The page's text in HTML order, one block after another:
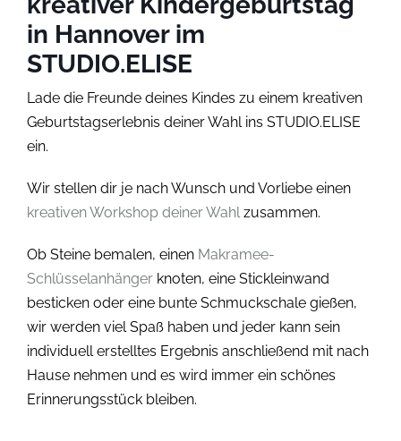
in Hannover im
STUDIO.ELISE
Lade die Freunde deines Kindes zu einem kreativen
Geburtstagserlebnis deiner Wahl ins STUDIO.ELISE
ein.
Wir stellen dir je nach Wunsch und Vorliebe einen
kreativen Workshop deiner Wahlzusammen.
Ob Steine bemalen, einen Makramee-
Schlüsselanhänger knoten, eine Stickleinwand
besticken oder eine bunte Schmuckschale gießen,
wir werden viel Spaß haben und jeder kann sein
individuell erstelltes Ergebnis anschließend mit nach
Hause nehmen und es wird immer ein schönes
Erinnerungsstück bleiben.